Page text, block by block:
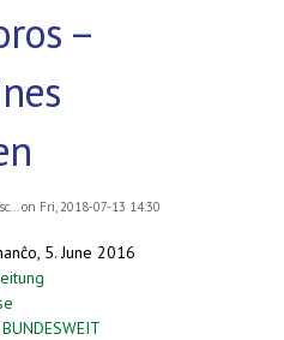
–
on Fri, 2018-07-13 14:30
5. June 2016
BUNDESWEIT